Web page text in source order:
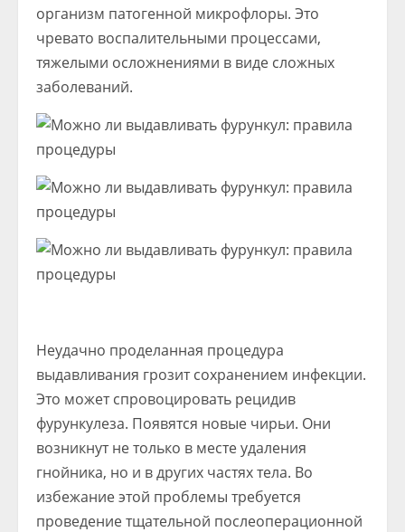
организм патогенной микрофлоры. Это
чревато воспалительными процессами,
тяжелыми осложнениями в виде сложных
заболеваний.
Неудачно проделанная процедура
выдавливания грозит сохранением инфекции.
Это может спровоцировать рецидив
фурункулеза. Появятся новые чирьи. Они
возникнут не только в месте удаления
гнойника, но и в других частях тела. Во
избежание этой проблемы требуется
проведение тщательной послеоперационной